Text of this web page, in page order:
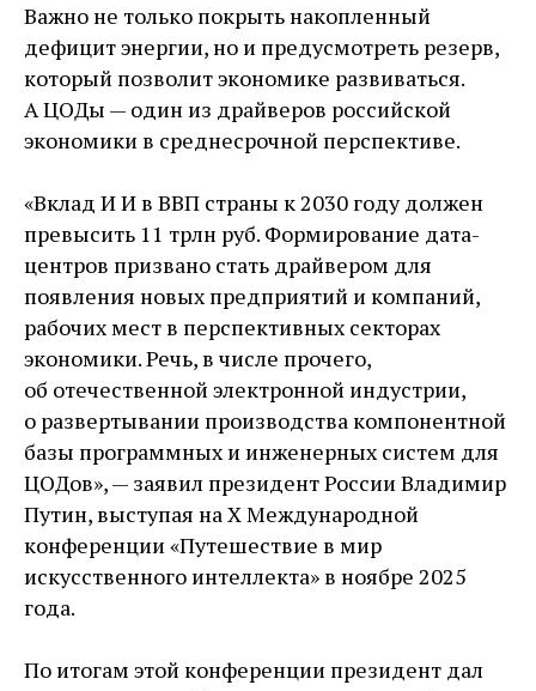
Важно не только покрыть накопленный
дефицит энергии, но и предусмотреть резерв,
который позволит экономике развиваться.
А ЦОДы — один из драйверов российской
экономики в среднесрочной перспективе.
«Вклад И И в ВВП страны к 2030 году должен
превысить 11 трлн руб. Формирование дата-
центров призвано стать драйвером для
появления новых предприятий и компаний,
рабочих мест в перспективных секторах
экономики. Речь, в числе прочего,
об отечественной электронной индустрии,
о развертывании производства компонентной
базы программных и инженерных систем для
ЦОДов», — заявил президент России Владимир
Путин, выступая на X Международной
конференции «Путешествие в мир
искусственного интеллекта» в ноябре 2025
года.
По итогам этой конференции президент дал